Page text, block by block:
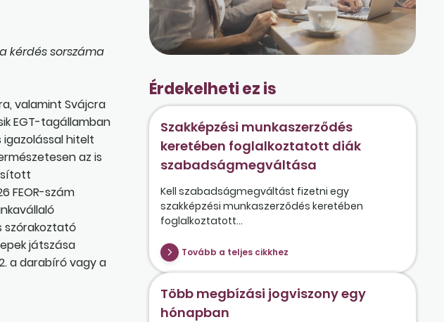
kérdés sorszáma
valamint Svájcra
EGT-tagállamban
hitelt
az is
FEOR-szám
szórakoztató
játszása
a darabíró vagy a
Érdekelheti ez is
Szakképzési munkaszerződés
keretében foglalkoztatott diák
szabadságmegváltása
Kell szabadságmegváltást fizetni egy
szakképzési munkaszerződés keretében
foglalkoztatott...
Tovább a teljes cikkhez
Több megbízási jogviszony egy
hónapban